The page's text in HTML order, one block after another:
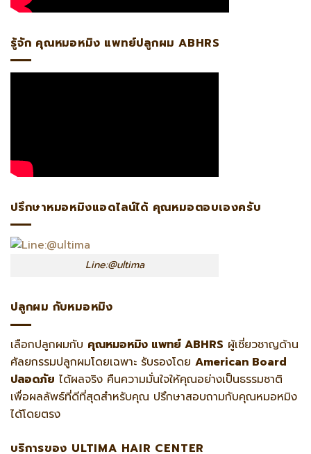
รู้จัก คุณหมอหมิง แพทย์ปลูกผม ABHRS
ปรึกษาหมอหมิงแอดไลน์ได้ คุณหมอตอบเองครับ
Line:@ultima
ปลูกผม กับหมอหมิง
เลือกปลูกผมกับ คุณหมอหมิง แพทย์ ABHRS ผู้เชี่ยวชาญด้าน
ศัลยกรรมปลูกผมโดยเฉพาะ รับรองโดย American Board
ปลอดภัย ได้ผลจริง คืนความมั่นใจให้คุณอย่างเป็นธรรมชาติ
เพื่อผลลัพธ์ที่ดีที่สุดสำหรับคุณ ปรึกษาสอบถามกับคุณหมอหมิง
ได้โดยตรง
บริการของ ULTIMA HAIR CENTER